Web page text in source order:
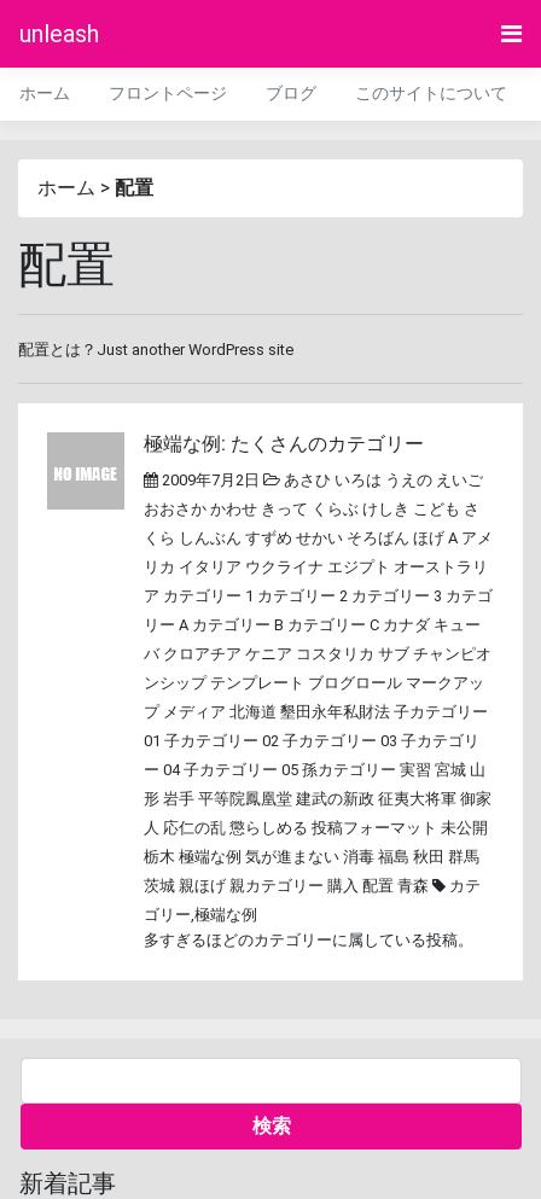
unleash
ホーム フロントページ ブログ このサイトについて
ホーム > 配置
配置
配置とは？Just another WordPress site
極端な例: たくさんのカテゴリー
2009年7月2日 あさひ いろは うえの えいご
おおさか かわせ きって くらぶ けしき こども さ
くら しんぶん すずめ せかい そろばん ほげ A アメ
リカ イタリア ウクライナ エジプト オーストラリ
ア カテゴリー 1 カテゴリー 2 カテゴリー 3 カテゴ
リー A カテゴリー B カテゴリー C カナダ キュー
バ クロアチア ケニア コスタリカ サブ チャンピオ
ンシップ テンプレート ブログロール マークアッ
プ メディア 北海道 墾田永年私財法 子カテゴリー
01 子カテゴリー 02 子カテゴリー 03 子カテゴリ
ー 04 子カテゴリー 05 孫カテゴリー 実習 宮城 山
形 岩手 平等院鳳凰堂 建武の新政 征夷大将軍 御家
人 応仁の乱 懲らしめる 投稿フォーマット 未公開
栃木 極端な例 気が進まない 消毒 福島 秋田 群馬
茨城 親ほげ 親カテゴリー 購入 配置 青森
カテ
ゴリー,極端な例
多すぎるほどのカテゴリーに属している投稿。
新着記事